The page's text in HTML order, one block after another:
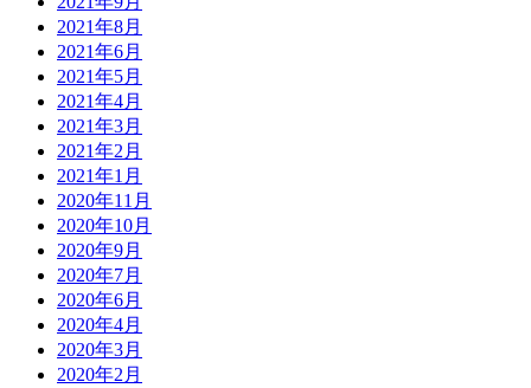
2021年8月
2021年6月
2021年5月
2021年4月
2021年3月
2021年2月
2021年1月
2020年11月
2020年10月
2020年9月
2020年7月
2020年6月
2020年4月
2020年3月
2020年2月